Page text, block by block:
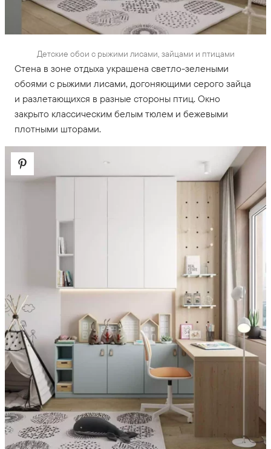
Детские обои с рыжими лисами, зайцами и птицами
Стена в зоне отдыха украшена светло-зелеными
обоями с рыжими лисами, догоняющими серого зайца
и разлетающихся в разные стороны птиц. Окно
закрыто классическим белым тюлем и бежевыми
плотными шторами.